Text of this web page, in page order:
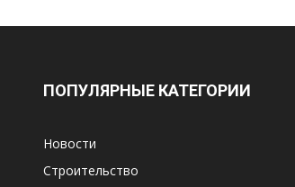
ПОПУЛЯРНЫЕ КАТЕГОРИИ
Новости
Строительство